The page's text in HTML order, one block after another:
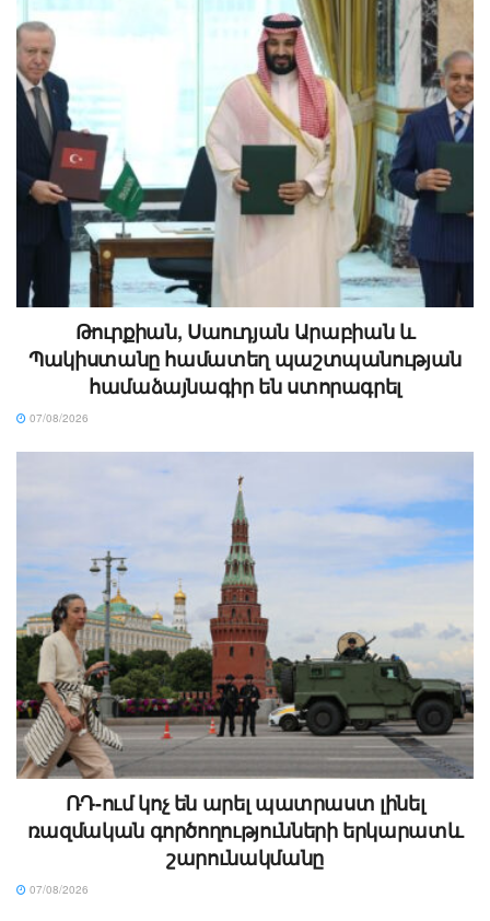
Թուրքիան, Սաուդյան Արաբիան և
Պակիստանը համատեղ պաշտպանության
համաձայնագիր են ստորագրել
07/08/2026
ՌԴ-ում կոչ են արել պատրաստ լինել
ռազմական գործողությունների երկարատև
շարունակմանը
07/08/2026